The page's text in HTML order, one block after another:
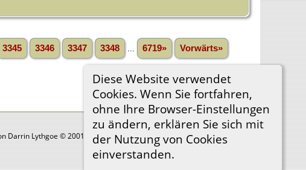
Diese Website verwendet
Cookies. Wenn Sie fortfahren,
ohne Ihre Browser-Einstellungen
zu ändern, erklären Sie sich mit
der Nutzung von Cookies
einverstanden.
3345 3346 3347 3348 6719»
Vorwärts»
Darrin Lythgoe © 2001-2026.